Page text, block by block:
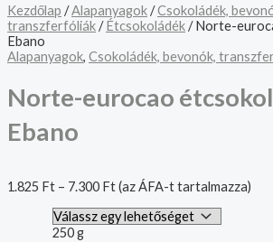
Kezdőlap /Alapanyagok/Csokoládék,
transzferfóliák/Étcsokoládék/ Norte-
Ebano
Alapanyagok, Csokoládék, bevonók,
Norte-eurocao
Ebano
1.825 Ft – 7.300 Ft(az ÁFA-t tartalmazza)
250 g